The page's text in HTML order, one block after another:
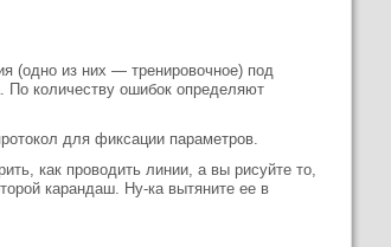
(одно из них — тренировочное) под
По количеству ошибок определяют
для фиксации параметров.
как проводить линии, а вы рисуйте то,
карандаш. Ну-ка вытяните ее в